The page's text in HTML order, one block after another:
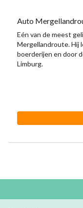
Auto
Eén van de meest
Mergellandroute. Hij
boerderijen en door
Limburg.